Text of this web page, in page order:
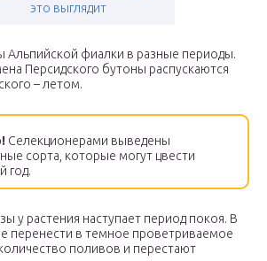
это выглядит
Альпийской фиалки в разные периоды.
Персидского бутоны распускаются
– летом.
Селекционерами выведены
сорта, которые могут цвести
год.
у растения наступает период покоя. В
перенести в темное проветриваемое
поливов и перестают